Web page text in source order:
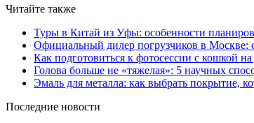
Читайте также
Туры в Китай из Уфы: особенности
Официальный дилер погрузчиков в Москве:
Как подготовиться к фотосессии с кошкой
Голова больше не «тяжелая»: 5 научных
Эмаль для металла: как выбрать покрытие,
Последние новости